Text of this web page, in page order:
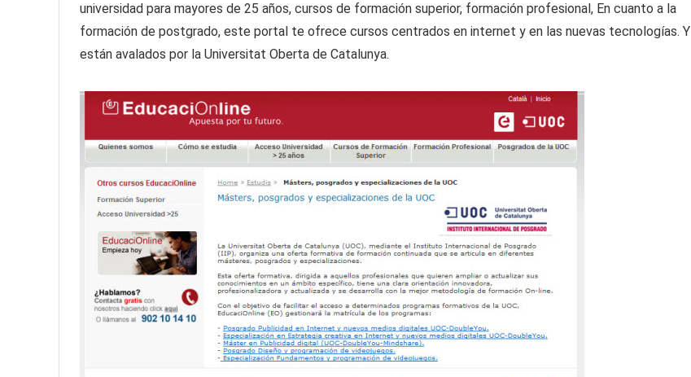
universidad para mayores de 25 años, cursos de formación superior, formación profesional, En cuanto a la
formación de postgrado, este portal te ofrece cursos centrados en internet y en las nuevas tecnologías. Y
están avalados por la Universitat Oberta de Catalunya.